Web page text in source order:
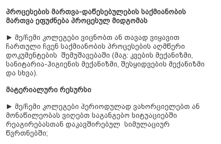
პროცესების მართვა-დაწესებულების საქმიანობის
მართვა ეფუძნება პროცესულ მიდგომას
► მე/ჩემი კოლეგები ვიცნობთ ან თავად ვიყავით
ჩართული ჩვენ საქმიანობის პროცესების აღმწერი
დოკუმენტების შემუშავებაში (მაგ: კვების მექანიზმი,
სანიტარია-ჰიგიენის მექანიზმი, შესყიდვების მექანიზმი
და სხვა).
მატერიალური რესურსი
► მე/ჩემი კოლეგები პერიოდულად ვახორციელებთ ან
მონაწილეობას ვიღებთ საგანგებო სიტუაციებში
რეაგირებასთან დაკავშირებულ სიმულაციურ
წვრთნებში;